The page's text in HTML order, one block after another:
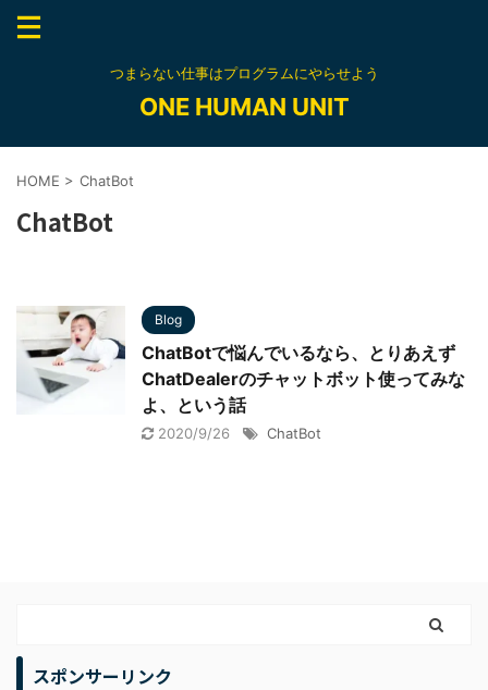
つまらない仕事はプログラムにやらせよう
ONE HUMAN UNIT
HOME > ChatBot
ChatBot
Blog
ChatBotで悩んでいるなら、とりあえず
ChatDealerのチャットボット使ってみな
よ、という話
2020/9/26 ChatBot
スポンサーリンク